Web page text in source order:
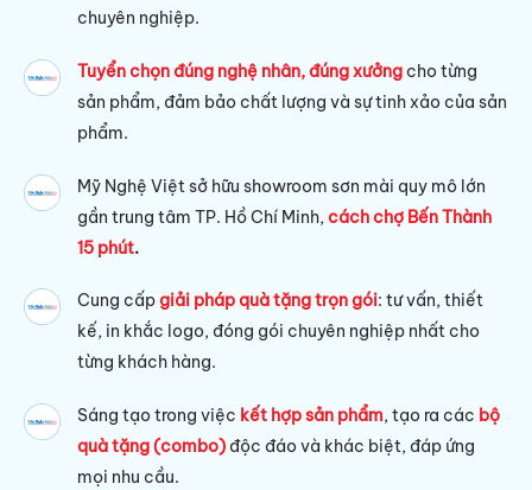
chuyên nghiệp.
Tuyển chọn đúng nghệ nhân, đúng xưởng cho từng
sản phẩm, đảm bảo chất lượng và sự tinh xảo của sản
phẩm.
Mỹ Nghệ Việt sở hữu showroom sơn mài quy mô lớn
gần trung tâm TP. Hồ Chí Minh,cách chợ Bến Thành
15 phút.
Cung cấpgiải pháp quà tặng trọn gói: tư vấn, thiết
kế, in khắc logo, đóng gói chuyên nghiệp nhất cho
từng khách hàng.
Sáng tạo trong việc kết hợp sản phẩm, tạo ra các bộ
quà tặng (combo) độc đáo và khác biệt, đáp ứng
mọi nhu cầu.